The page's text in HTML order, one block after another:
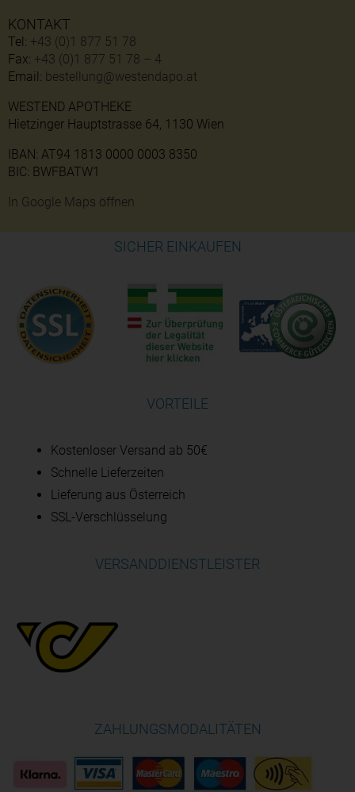
KONTAKT
Tel: +43 (0)1 877 51 78
Fax: +43 (0)1 877 51 78 – 4
Email: bestellung@westendapo.at
WESTEND APOTHEKE
Hietzinger Hauptstrasse 64, 1130 Wien
IBAN: AT94 1813 0000 0003 8350
BIC: BWFBATW1
In Google Maps öffnen
SICHER EINKAUFEN
VORTEILE
Kostenloser Versand ab 50€
Schnelle Lieferzeiten
Lieferung aus Österreich
SSL-Verschlüsselung
VERSANDDIENSTLEISTER
ZAHLUNGSMODALITÄTEN